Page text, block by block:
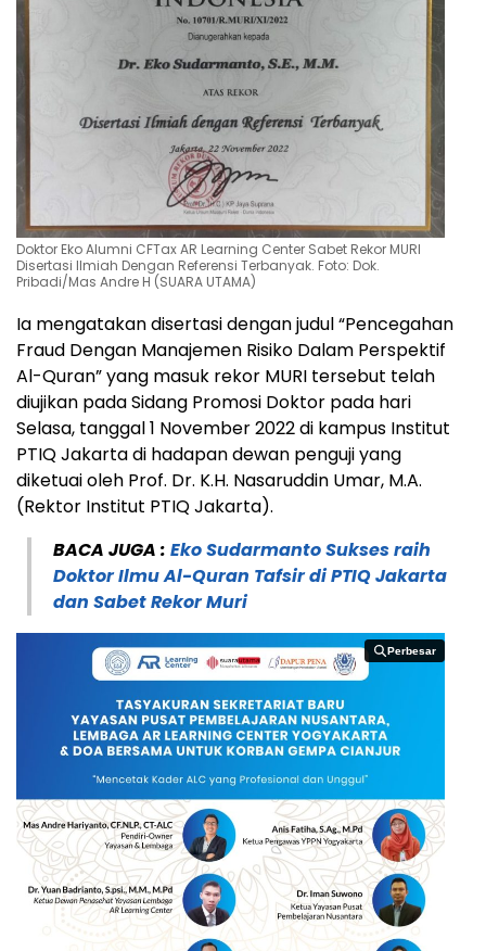
Doktor Eko Alumni CFTax AR Learning Center Sabet Rekor MURI
Disertasi Ilmiah Dengan Referensi Terbanyak. Foto: Dok.
Pribadi/Mas Andre H (SUARA UTAMA)
Ia mengatakan disertasi dengan judul “Pencegahan
Fraud Dengan Manajemen Risiko Dalam Perspektif
Al-Quran” yang masuk rekor MURI tersebut telah
diujikan pada Sidang Promosi Doktor pada hari
Selasa, tanggal 1 November 2022 di kampus Institut
PTIQ Jakarta di hadapan dewan penguji yang
diketuai oleh Prof. Dr. K.H. Nasaruddin Umar, M.A.
(Rektor Institut PTIQ Jakarta).
BACA JUGA : Eko Sudarmanto Sukses raih
Doktor Ilmu Al-Quran Tafsir di PTIQ Jakarta
dan Sabet Rekor Muri
Perbesar
Perbesar